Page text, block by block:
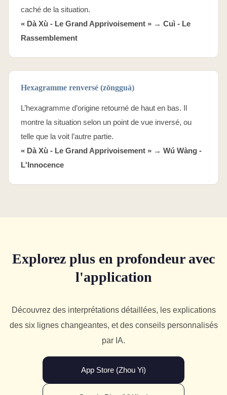
caché de la situation.
« Dà Xù - Le Grand Apprivoisement » → Cuì - Le
Rassemblement
Hexagramme renversé (zōngguà)
L’hexagramme d’origine retourné de haut en bas. Il
montre la situation selon un point de vue inversé, ou
telle que la voit l’autre partie.
« Dà Xù - Le Grand Apprivoisement » → Wú Wàng -
L'Innocence
Explorez plus en profondeur avec
l'application
Découvrez des interprétations détaillées, les explications
des six lignes changeantes, et des conseils personnalisés
par IA.
App Store (Zhou Yi)